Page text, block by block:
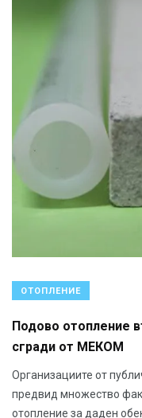
ОТОПЛЕНИЕ
Подово отопление
сгради от МЕКОМ
Организациите от
предвид множество
отопление за даден